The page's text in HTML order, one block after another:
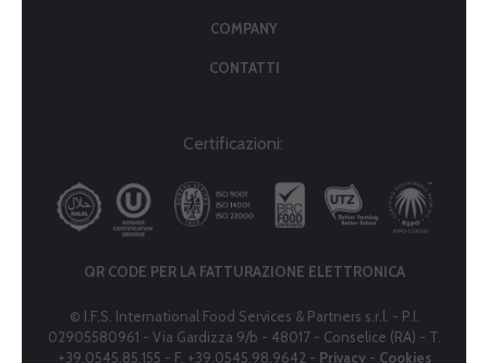
COMPANY
CONTATTI
Certificazioni:
QR CODE PER LA FATTURAZIONE ELETTRONICA
© I.F.S. International Food Services & Partners s.r.l. - P.I.
02905580961 - Via Gardizza 9/b - 48017 - Conselice (RA) - T.
+39.0545.85.155 - F. +39.0545.98.9642 - Privacy- Cookies